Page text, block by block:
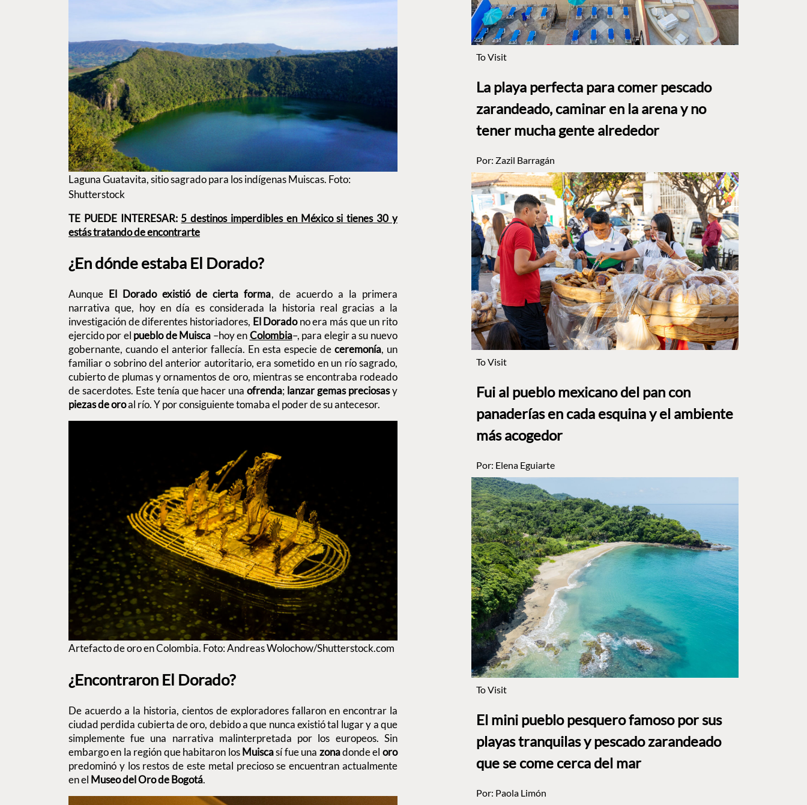
Laguna Guatavita, sitio sagrado para los indígenas Muiscas. Foto:
Shutterstock
TE PUEDE INTERESAR: 5 destinos imperdibles en México si tienes 30 y
estás tratando de encontrarte
¿En dónde estaba El Dorado?
Aunque El Dorado existió de cierta forma, de acuerdo a la primera
narrativa que, hoy en día es considerada la historia real gracias a la
investigación de diferentes historiadores, El Doradono era más que un rito
ejercido por el pueblo de Muisca –hoy enColombia–, para elegir a su nuevo
gobernante, cuando el anterior fallecía. En esta especie deceremonía, un
familiar o sobrino del anterior autoritario, era sometido en un río sagrado,
cubierto de plumas y ornamentos de oro, mientras se encontraba rodeado
de sacerdotes. Este tenía que hacer unaofrenda; lanzar gemas preciosasy
piezas de oroal río. Y por consiguiente tomaba el poder de su antecesor.
Artefacto de oro en Colombia. Foto: Andreas Wolochow/Shutterstock.com
¿Encontraron El Dorado?
De acuerdo a la historia, cientos de exploradores fallaron en encontrar la
ciudad perdida cubierta de oro, debido a que nunca existió tal lugar y a que
simplemente fue una narrativa malinterpretada por los europeos. Sin
embargo en la región que habitaron losMuiscasí fue una zonadonde el oro
predominó y los restos de este metal precioso se encuentran actualmente
en el Museo del Oro de Bogotá.
To Visit
La playa perfecta para comer pescado
zarandeado, caminar en la arena y no
tener mucha gente alrededor
Por: Zazil Barragán
To Visit
Fui al pueblo mexicano del pan con
panaderías en cada esquina y el ambiente
más acogedor
Por: Elena Eguiarte
To Visit
El mini pueblo pesquero famoso por sus
playas tranquilas y pescado zarandeado
que se come cerca del mar
Por: Paola Limón